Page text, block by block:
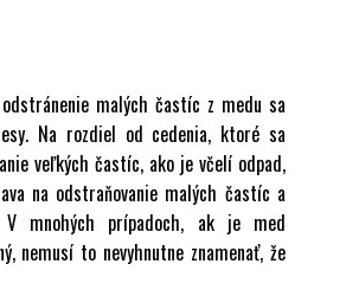
malých častíc z medu sa
Na rozdiel od cedenia, ktoré sa
veľkých častíc, ako je včelí odpad,
na odstraňovanie malých častíc a
mnohých prípadoch, ak je med
nemusí to nevyhnutne znamenať, že